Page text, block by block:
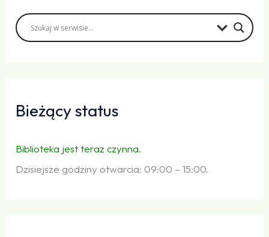
Bieżący status
Biblioteka jest teraz czynna.
Dzisiejsze godziny otwarcia: 09:00 – 15:00.